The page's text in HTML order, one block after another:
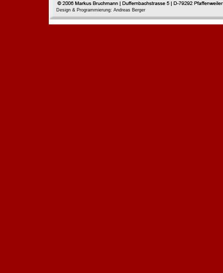
Design & Programmierung: Andreas Berger